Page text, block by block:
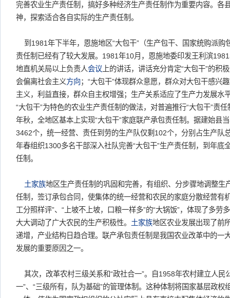
完善农业生产责任制，搞好多种经济生产责任制作为重要内容。各
神，探索适合各自实际的生产责任制。
到1981年下半年，恩施地区“大包干”（生产包干、国家统购派购
责任制已经有了较大发展。1981年10月，恩施地委印发王利滨
地直机关局以上负责人会议 上的讲话，讲话充分肯定“大包干”的积
会偏离社会主义方向；“大包干”体现群众意愿，群众对大包干感兴
主义，利益直接，群众自主权增强；生产关系适应了生产力发展水
“大包干”为特色的农业生产责任制的做法，对普遍推行“大包干”责
年秋，全地区基本上实现“大包干”家庭联产承包责任制。据建始县
3462个，统一经营、责任到劳的生产队仅剩102个，分别占生产队
年春组织1300多名干部深入社队完善“大包干”生产责任制，到年底
任制。
土家族地区生产责任制的巩固和完善，有组织、分步骤地调整生
任制，签订承包合同，使集体的统一经营和农民的家庭分散经营有
工分照样评”、“上坡不上坡，口粮一样多”的“大锅饭”，体现了多劳
大大调动了广大农民的生产积极性。 土家族地区农业发展出现了前
递增，产业结构日趋合理。联产承包责任制是我国农业改革中的一
发展的重要原因之一。
其次，改革农村三级关系和“政社合一”。自1958年农村建立人民
一”、“三级所有，队为基础”的管理体制。这种体制将国家基层政权